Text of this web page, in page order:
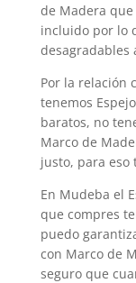
de Madera que
incluido por lo
desagradables
Por la relación
tenemos
baratos, no
Marco de
justo, para eso
En Mudeba el
que compres
puedo
con Marco de
seguro que